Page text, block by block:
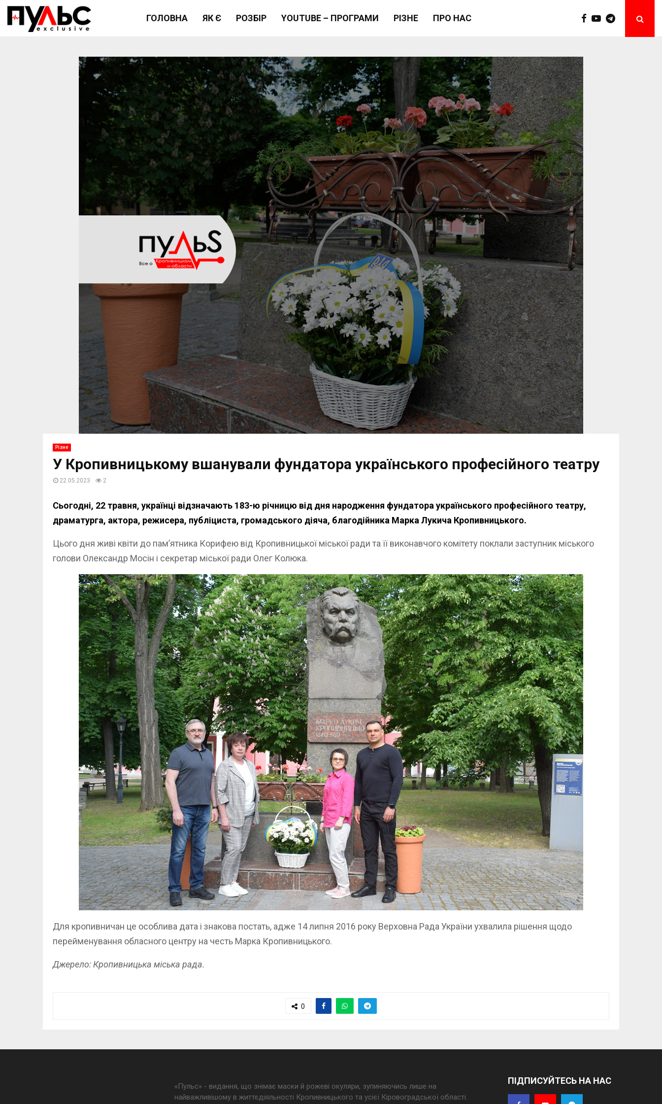
ГОЛОВНА ЯК Є РОЗБІР YOUTUBE – ПРОГРАМИ РІЗНЕ ПРО НАС
Різне
У Кропивницькому вшанували фундатора українського професійного театру
22.05.2023 2
Сьогодні, 22 травня, українці відзначають 183-ю річницю від дня народження фундатора українського професійного театру,
драматурга, актора, режисера, публіциста, громадського діяча, благодійника Марка Лукича Кропивницького.
Цього дня живі квіти до пам’ятника Корифею від Кропивницької міської ради та її виконавчого комітету поклали заступник міського
голови Олександр Мосін і секретар міської ради Олег Колюка.
Для кропивничан це особлива дата і знакова постать, адже 14 липня 2016 року Верховна Рада України ухвалила рішення щодо
перейменування обласного центру на честь Марка Кропивницького.
Джерело: Кропивницька міська рада.
0
«Пульс» - видання, що знімає маски й рожеві окуляри, зупиняючись лише на
найважливішому в життєдіяльності Кропивницького та усієї Кіровоградської області.
ПІДПИСУЙТЕСЬ НА НАС